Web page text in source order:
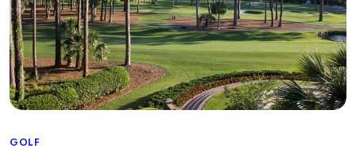
Categories
GOLF